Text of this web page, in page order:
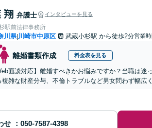
翔 弁護士 インタビューを見る
駅前法律事務所
川県|川崎市中原区 武蔵小杉駅 から徒歩2分営業
離婚書類作成 料金表を見る
面談対応】離婚すべきかお悩みですか？当職は
複雑な財産分与、不倫トラブルなど男女問わず幅広
せ